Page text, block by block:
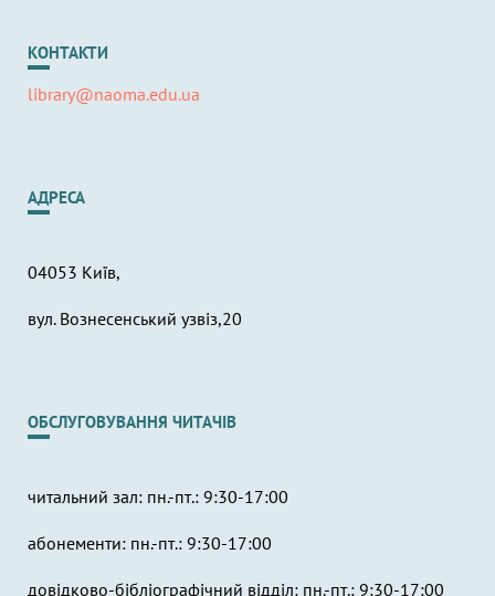
КОНТАКТИ
library@naoma.edu.ua
АДРЕСА
04053 Київ,
вул. Вознесенський узвіз,20
ОБСЛУГОВУВАННЯ ЧИТАЧІВ
читальний зал: пн.-пт.: 9:30-17:00
абонементи: пн.-пт.: 9:30-17:00
довідково-бібліографічний відділ: пн.-пт.: 9:30-17:00